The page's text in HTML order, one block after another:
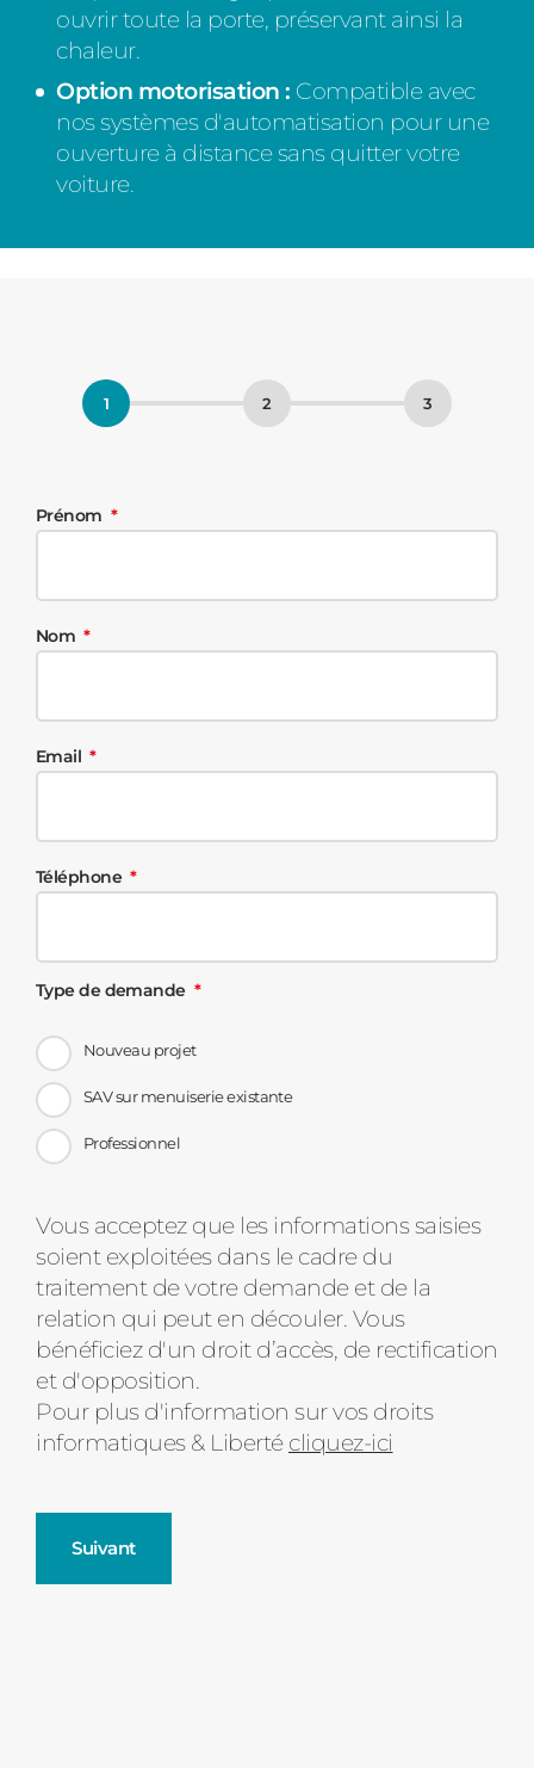
ouvrir toute la porte, préservant ainsi la
chaleur.
Option motorisation : Compatible avec
nos systèmes d'automatisation pour une
ouverture à distance sans quitter votre
voiture.
Prénom
Nom
Email
Téléphone
Type de demande
Nouveau projet
SAV sur menuiserie existante
Professionnel
Message
d'état
Vous acceptez que les informations saisies
soient exploitées dans le cadre du
traitement de votre demande et de la
relation qui peut en découler. Vous
bénéficiez d'un droit d’accès, de rectification
et d'opposition.
Pour plus d'information sur vos droits
informatiques & Liberté cliquez-ici
Suivant